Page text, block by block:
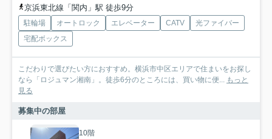
京浜東北線「関内」駅 徒歩9分
駐輪場 オートロック エレベーター CATV
光ファイバー
宅配ボックス
こだわりで選びたい方におすすめ。横浜市中区エリアで住まいをお探し
なら「ロジュマン湘南」。徒歩6分のところには、買い物に便... もっと
見る
募集中の部屋
10階